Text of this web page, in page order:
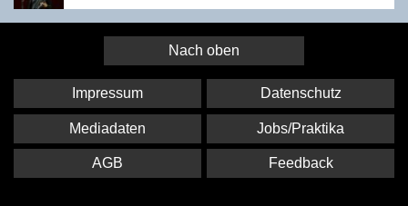
Nach oben
Impressum Datenschutz
Mediadaten Jobs/Praktika
AGB Feedback